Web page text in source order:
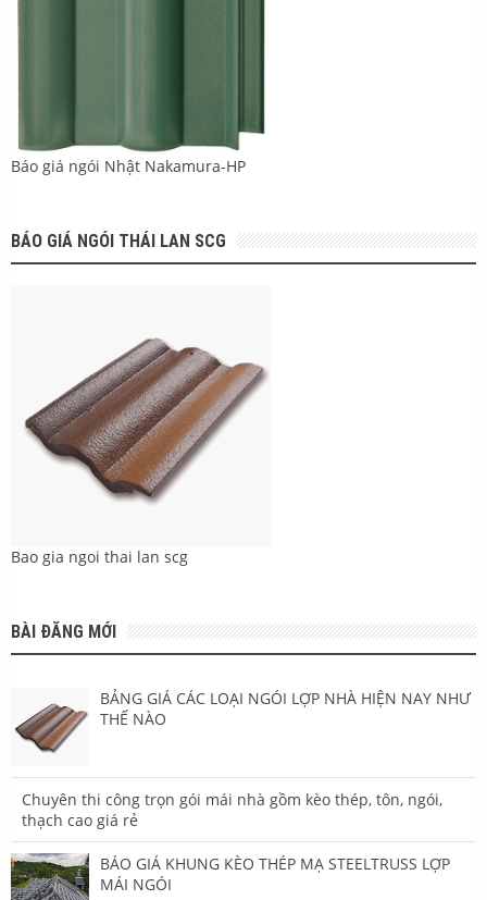
Báo giá ngói Nhật Nakamura-HP
BÁO GIÁ NGÓI THÁI LAN SCG
Bao gia ngoi thai lan scg
BÀI ĐĂNG MỚI
BẢNG GIÁ CÁC LOẠI NGÓI LỢP NHÀ HIỆN NAY NHƯ
THẾ NÀO
Chuyên thi công trọn gói mái nhà gồm kèo thép, tôn, ngói,
thạch cao giá rẻ
BÁO GIÁ KHUNG KÈO THÉP MẠ STEELTRUSS LỢP
MÁI NGÓI